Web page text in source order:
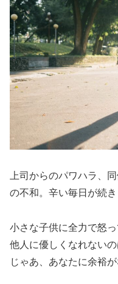
上司からのパワハラ、
の不和。辛い毎日が続き
小さな子供に全力で怒
他人に優しくなれないの
じゃあ、あなたに余裕